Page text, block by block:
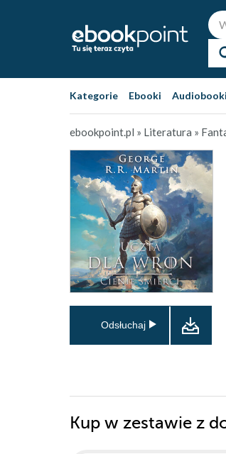
Kategorie Ebooki Audiobooki
ebookpoint.pl » Literatura »
Odsłuchaj
Kup w zestawie z